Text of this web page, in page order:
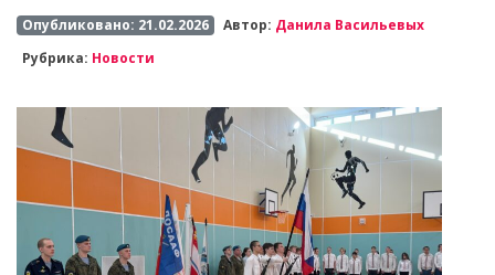
Опубликовано: 21.02.2026 Автор: Данила Васильевых
Рубрика: Новости